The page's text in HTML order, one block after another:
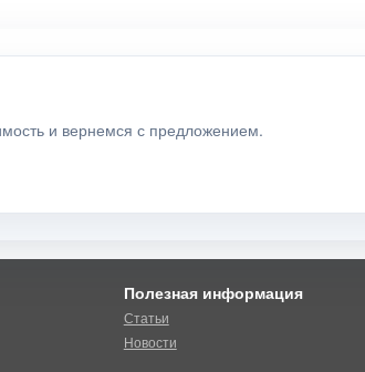
и вернемся с предложением.
Полезная информация
Статьи
Новости